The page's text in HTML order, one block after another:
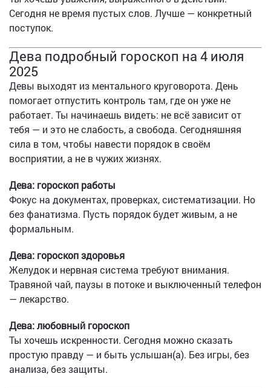
Сегодня не время пустых слов. Лучше — конкретный
поступок.
Дева подробный гороскоп на 4 июля
2025
Девы выходят из ментального круговорота. День
помогает отпустить контроль там, где он уже не
работает. Ты начинаешь видеть: не всё зависит от
тебя — и это не слабость, а свобода. Сегодняшняя
сила в том, чтобы навести порядок в своём
восприятии, а не в чужих жизнях.
Дева: гороскоп работы
Фокус на документах, проверках, систематизации. Но
без фанатизма. Пусть порядок будет живым, а не
формальным.
Дева: гороскоп здоровья
Желудок и нервная система требуют внимания.
Травяной чай, паузы в потоке и выключенный телефон
— лекарство.
Дева: любовный гороскоп
Ты хочешь искренности. Сегодня можно сказать
простую правду — и быть услышан(а). Без игры, без
анализа, без защиты.